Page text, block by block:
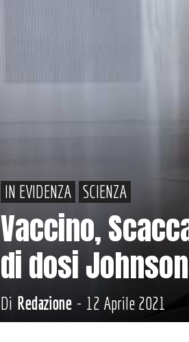
IN EVIDENZA SCIENZA
Vaccino,
di dosi
Di Redazione - 12 Aprile 2021